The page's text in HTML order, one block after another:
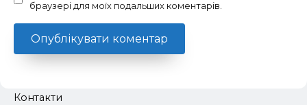
браузері для моїх подальших коментарів.
Контакти